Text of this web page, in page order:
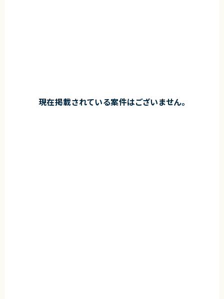
現在掲載されている案件はございません。